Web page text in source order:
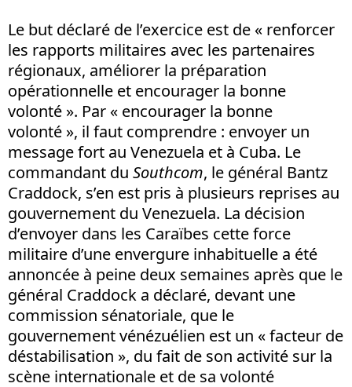
Le but déclaré de l’exercice est de « renforcer
les rapports militaires avec les partenaires
régionaux, améliorer la préparation
opérationnelle et encourager la bonne
volonté ». Par « encourager la bonne
volonté », il faut comprendre : envoyer un
message fort au Venezuela et à Cuba. Le
commandant du Southcom, le général Bantz
Craddock, s’en est pris à plusieurs reprises au
gouvernement du Venezuela. La décision
d’envoyer dans les Caraïbes cette force
militaire d’une envergure inhabituelle a été
annoncée à peine deux semaines après que le
général Craddock a déclaré, devant une
commission sénatoriale, que le
gouvernement vénézuélien est un « facteur de
déstabilisation », du fait de son activité sur la
scène internationale et de sa volonté